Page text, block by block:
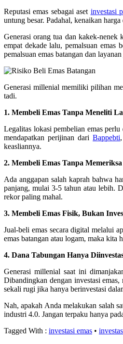
Reputasi emas sebagai aset investasi
untung besar. Padahal, kenaikan
Generasi orang tua dan kakek-nenek
empat dekade lalu, pemalsuan emas
pemalsuan emas batangan dan
Generasi millenial memiliki pilihan
tadi.
1. Membeli Emas Tanpa Meneliti
Legalitas lokasi pembelian emas
mendapatkan perijinan dariBappebti
keasliannya.
2. Membeli Emas Tanpa
Ada anggapan salah kaprah bahwa
panjang, mulai 3-5 tahun atau lebih.
rekor paling mahal.
3. Membeli Emas Fisik, Bukan
Jual-beli emas secara digital melalui
emas batangan atau logam, maka kita
4. Dana Tabungan Hanya
Generasi millenial saat ini
Dibandingkan dengan investasi
sekali rugi jika hanya berinvestasi
Nah, apakah Anda melakukan salah
industri 4.0. Jangan terpaku hanya
Tagged With : investasi emas •